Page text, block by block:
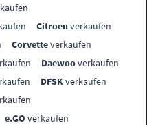
Citroenverkaufen
Corvetteverkaufen
Daewooverkaufen
DFSKverkaufen
e.GO verkaufen